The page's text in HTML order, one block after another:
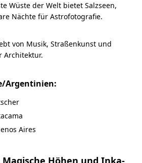
Wüste der Welt bietet Salzseen,
Nächte für Astrofotografie.
von Musik, Straßenkunst und
Architektur.
Argentinien:
Aires